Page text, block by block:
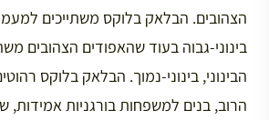
הצהובים. הבלאק בלוקס משתייכים
בינוני-גבוה בעוד שהאפודים הצהובים
הבינוני, בינוני-נמוך. הבלאק בלוקס
הרוב, בנים למשפחות בורגניות אמידות,